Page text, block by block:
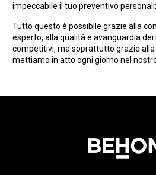
impeccabile il tuo preventivo
Tutto questo è possibile grazie alla
esperto, alla qualità e avanguardia
competitivi, ma soprattutto grazie
mettiamo in atto ogni giorno nel